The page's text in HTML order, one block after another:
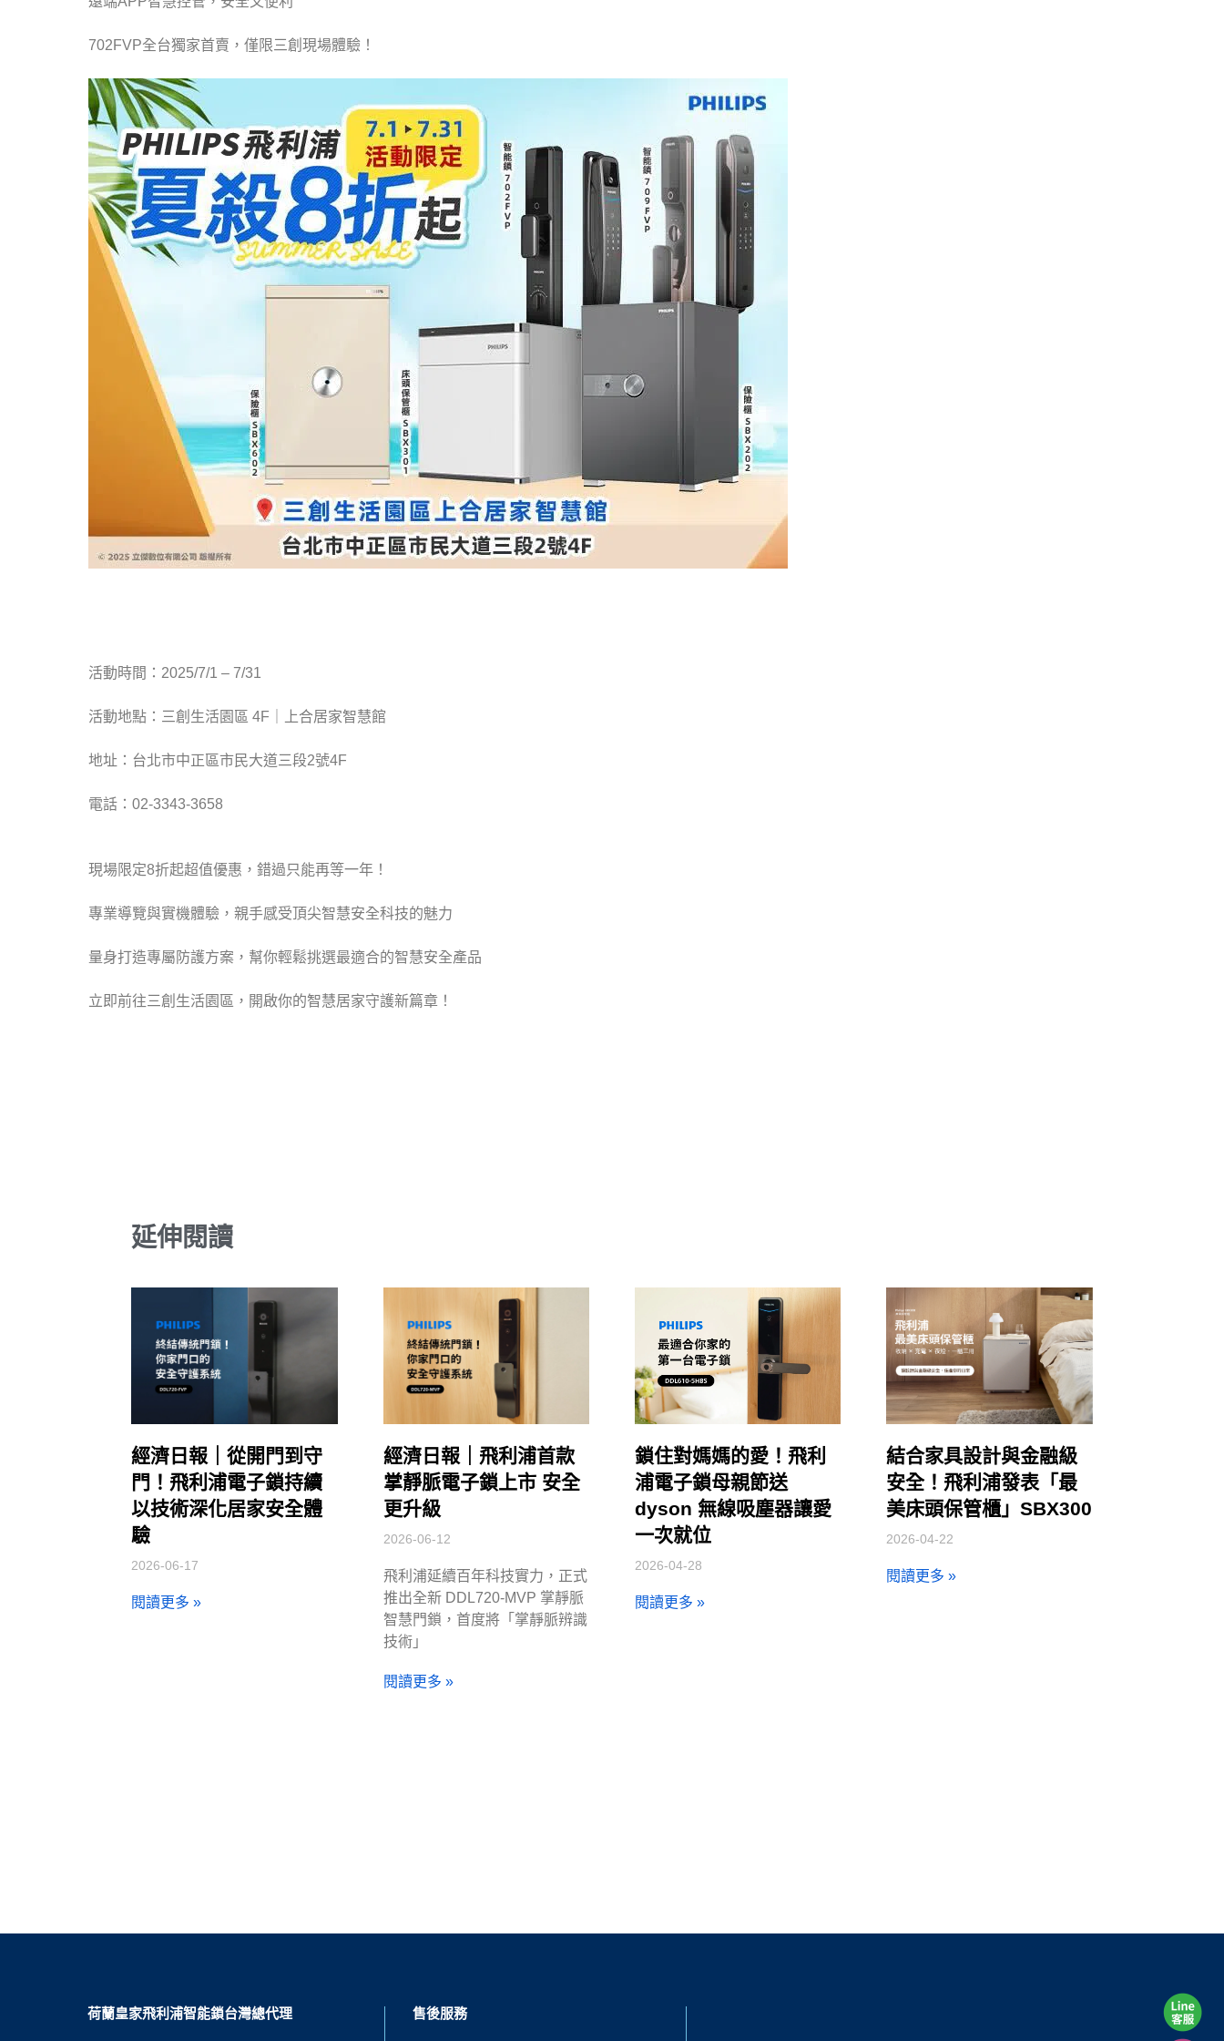
702FVP全台獨家首賣，僅限三創現場體驗！
活動時間：2025/7/1 – 7/31
活動地點：三創生活園區 4F｜上合居家智慧館
地址：台北市中正區市民大道三段2號4F
電話：02-3343-3658
現場限定8折起超值優惠，錯過只能再等一年！
專業導覽與實機體驗，親手感受頂尖智慧安全科技的魅力
量身打造專屬防護方案，幫你輕鬆挑選最適合的智慧安全產品
立即前往三創生活園區，開啟你的智慧居家守護新篇章！
延伸閱讀
經濟日報｜從開門到守
門！飛利浦電子鎖持續
以技術深化居家安全體
驗
2026-06-17
閱讀更多 »
經濟日報｜飛利浦首款
掌靜脈電子鎖上市 安全
更升級
2026-06-12
飛利浦延續百年科技實力，正式
推出全新 DDL720-MVP 掌靜脈
智慧門鎖，首度將「掌靜脈辨識
技術」
閱讀更多 »
鎖住對媽媽的愛！飛利
浦電子鎖母親節送
dyson 無線吸塵器讓愛
一次就位
2026-04-28
閱讀更多 »
結合家具設計與金融級
安全！飛利浦發表「最
美床頭保管櫃」SBX300
2026-04-22
閱讀更多 »
荷蘭皇家飛利浦智能鎖台灣總代理 售後服務